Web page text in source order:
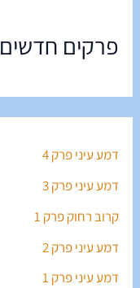
פרקים חדשים
דמע עיני פרק 4
דמע עיני פרק 3
קרוב רחוק פרק 1
דמע עיני פרק 2
דמע עיני פרק 1